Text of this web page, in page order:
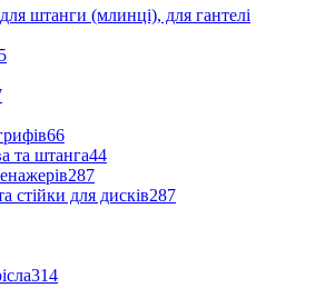
штанги (млинці), для гантелі
66
та штанга44
287
стійки для дисків287
314